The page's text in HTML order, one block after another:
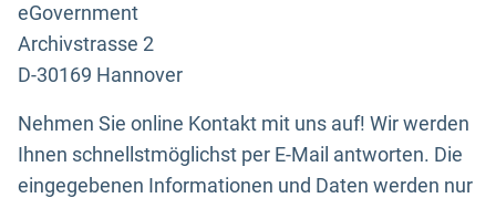
eGovernment
Archivstrasse 2
D-30169 Hannover
Nehmen Sie online Kontakt mit uns auf! Wir werden
Ihnen schnellstmöglichst per E-Mail antworten. Die
eingegebenen Informationen und Daten werden nur